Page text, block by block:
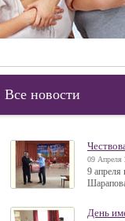
Все новости
09 Апреля
9 апреля
День